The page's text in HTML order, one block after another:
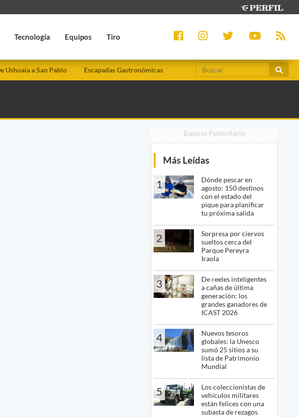
Tecnología Equipos Tiro
Ushuaia a San Pablo Escapadas Gastronómicas
Espacio Publicitario
Más Leídas
1
Dónde pescar en
agosto: 150 destinos
con el estado del
pique para planificar
tu próxima salida
2
Sorpresa por ciervos
sueltos cerca del
Parque Pereyra
Iraola
3
De reeles inteligentes
a cañas de última
generación: los
grandes ganadores de
ICAST 2026
4
Nuevos tesoros
globales: la Unesco
sumó 25 sitios a su
lista de Patrimonio
Mundial
5
Los coleccionistas de
vehículos militares
están felices con una
subasta de rezagos